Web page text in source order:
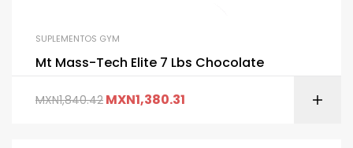
SUPLEMENTOS GYM
Mt Mass-Tech Elite 7 Lbs Chocolate
MXN1,840.42 MXN1,380.31